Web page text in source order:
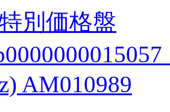
別価格盤
AM010989